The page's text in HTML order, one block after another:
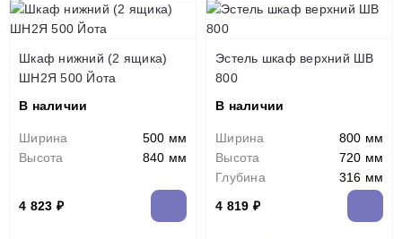
Шкаф нижний (2 ящика)
ШН2Я 500 Йота
В наличии
Ширина
500 мм
Высота
840 мм
4 823 ₽
Эстель шкаф верхний ШВ
800
В наличии
Ширина
800 мм
Высота
720 мм
Глубина
316 мм
4 819 ₽